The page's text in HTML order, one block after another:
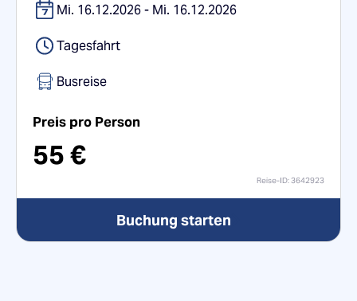
Mi. 16.12.2026 - Mi. 16.12.2026
Tagesfahrt
Busreise
Preis pro Person
55 €
Reise-ID:3642923
Buchung starten